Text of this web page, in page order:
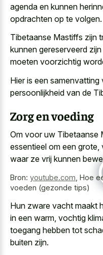
agenda en kunnen
opdrachten op te volgen.
Tibetaanse Mastiffs zijn
kunnen gereserveerd
moeten voorzichtig
Hier is een
persoonlijkheid van de
Zorg en voeding
Om voor uw Tibetaanse
essentieel om een grote,
waar ze vrij kunnen
Bron: youtube.com Hoe
voeden (gezonde tips)
Hun zware vacht maakt
in een warm, vochtig
toegang hebben tot
buiten zijn.